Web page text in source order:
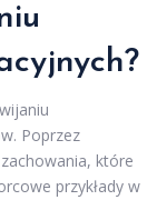
Poprzez
które
przykłady w